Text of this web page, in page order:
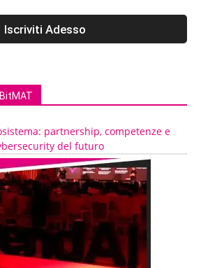
partnership, competenze e
del futuro